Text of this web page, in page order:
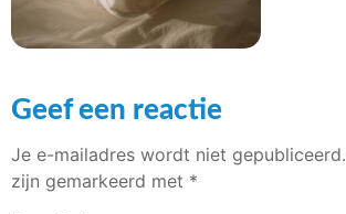
Geef een reactie
Je e-mailadres wordt niet gepubliceerd.
zijn gemarkeerd met *